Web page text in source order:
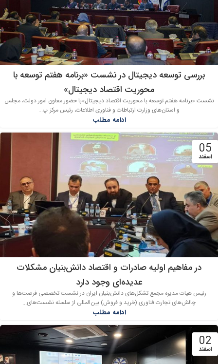
بررسی توسعه دیجیتال در نشست «برنامه هفتم توسعه با
محوریت اقتصاد دیجیتال»
نشست «برنامه هفتم توسعه با محوریت اقتصاد دیجیتال»با حضور معاون امور دولت، مجلس
و استان‌های وزارت ارتباطات و فناوری اطلاعات، رئیس مرکز پ...
ادامه مطلب
05
اسفند
در مفاهیم اولیه صادرات و اقتصاد دانش‌بنیان مشکلات
عدیده‌ای وجود دارد
رئیس هیات مدیره مجمع تشکل‌های دانش‌بنیان ایران در نشست تخصصی فرصت‌ها و
چالش‌های تجارت فناوری (خرید و فروش) بین‌المللی از سلسله نشست‌های...
ادامه مطلب
02
اسفند